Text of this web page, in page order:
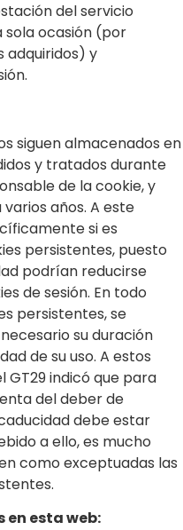
del servicio
sola ocasión (por
adquiridos) y
siguen almacenados en
y tratados durante
de la cookie, y
años. A este
si es
persistentes, puesto
podrían reducirse
de sesión. En todo
persistentes, se
su duración
de su uso. A estos
GT29 indicó que para
del deber de
debe estar
a ello, es mucho
como exceptuadas las
esta web: